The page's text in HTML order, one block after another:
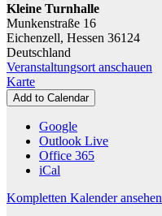
Kleine Turnhalle
Munkenstraße 16
Eichenzell, Hessen 36124
Deutschland
Veranstaltungsort anschauen
KarteKleine
Turnhalle
Add to Calendar
Google
Outlook Live
Office 365
iCal
Kompletten Kalender ansehen